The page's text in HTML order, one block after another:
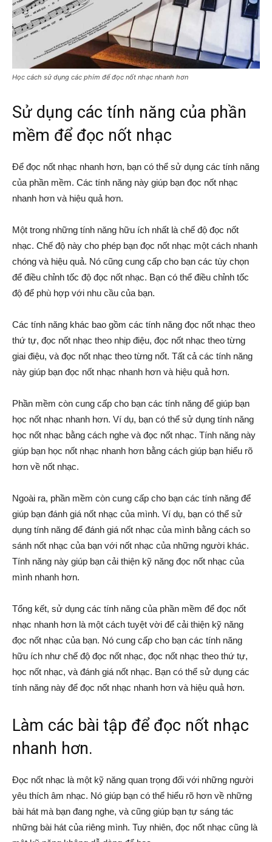
Học cách sử dụng các phím để đọc nốt nhạc nhanh hơn
Sử dụng các tính năng của phần
mềm để đọc nốt nhạc
Để đọc nốt nhạc nhanh hơn, bạn có thể sử dụng các tính năng
của phần mềm. Các tính năng này giúp bạn đọc nốt nhạc
nhanh hơn và hiệu quả hơn.
Một trong những tính năng hữu ích nhất là chế độ đọc nốt
nhạc. Chế độ này cho phép bạn đọc nốt nhạc một cách nhanh
chóng và hiệu quả. Nó cũng cung cấp cho bạn các tùy chọn
để điều chỉnh tốc độ đọc nốt nhạc. Bạn có thể điều chỉnh tốc
độ để phù hợp với nhu cầu của bạn.
Các tính năng khác bao gồm các tính năng đọc nốt nhạc theo
thứ tự, đọc nốt nhạc theo nhịp điệu, đọc nốt nhạc theo từng
giai điệu, và đọc nốt nhạc theo từng nốt. Tất cả các tính năng
này giúp bạn đọc nốt nhạc nhanh hơn và hiệu quả hơn.
Phần mềm còn cung cấp cho bạn các tính năng để giúp bạn
học nốt nhạc nhanh hơn. Ví dụ, bạn có thể sử dụng tính năng
học nốt nhạc bằng cách nghe và đọc nốt nhạc. Tính năng này
giúp bạn học nốt nhạc nhanh hơn bằng cách giúp bạn hiểu rõ
hơn về nốt nhạc.
Ngoài ra, phần mềm còn cung cấp cho bạn các tính năng để
giúp bạn đánh giá nốt nhạc của mình. Ví dụ, bạn có thể sử
dụng tính năng để đánh giá nốt nhạc của mình bằng cách so
sánh nốt nhạc của bạn với nốt nhạc của những người khác.
Tính năng này giúp bạn cải thiện kỹ năng đọc nốt nhạc của
mình nhanh hơn.
Tổng kết, sử dụng các tính năng của phần mềm để đọc nốt
nhạc nhanh hơn là một cách tuyệt vời để cải thiện kỹ năng
đọc nốt nhạc của bạn. Nó cung cấp cho bạn các tính năng
hữu ích như chế độ đọc nốt nhạc, đọc nốt nhạc theo thứ tự,
học nốt nhạc, và đánh giá nốt nhạc. Bạn có thể sử dụng các
tính năng này để đọc nốt nhạc nhanh hơn và hiệu quả hơn.
Làm các bài tập để đọc nốt nhạc
nhanh hơn.
Đọc nốt nhạc là một kỹ năng quan trọng đối với những người
yêu thích âm nhạc. Nó giúp bạn có thể hiểu rõ hơn về những
bài hát mà bạn đang nghe, và cũng giúp bạn tự sáng tác
những bài hát của riêng mình. Tuy nhiên, đọc nốt nhạc cũng là